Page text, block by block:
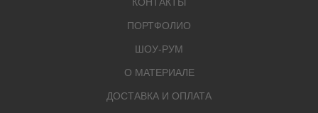
ПОРТФОЛИО
ШОУ-РУМ
О МАТЕРИАЛЕ
ДОСТАВКА И ОПЛАТА